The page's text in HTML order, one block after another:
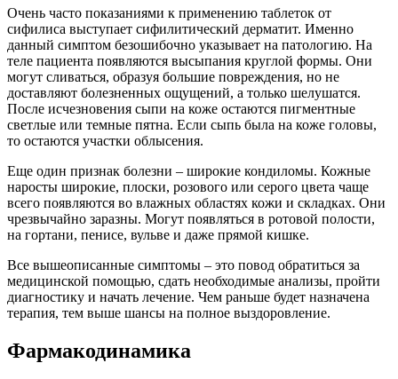
Очень часто показаниями к применению таблеток от
сифилиса выступает сифилитический дерматит. Именно
данный симптом безошибочно указывает на патологию. На
теле пациента появляются высыпания круглой формы. Они
могут сливаться, образуя большие повреждения, но не
доставляют болезненных ощущений, а только шелушатся.
После исчезновения сыпи на коже остаются пигментные
светлые или темные пятна. Если сыпь была на коже головы,
то остаются участки облысения.
Еще один признак болезни – широкие кондиломы. Кожные
наросты широкие, плоски, розового или серого цвета чаще
всего появляются во влажных областях кожи и складках. Они
чрезвычайно заразны. Могут появляться в ротовой полости,
на гортани, пенисе, вульве и даже прямой кишке.
Все вышеописанные симптомы – это повод обратиться за
медицинской помощью, сдать необходимые анализы, пройти
диагностику и начать лечение. Чем раньше будет назначена
терапия, тем выше шансы на полное выздоровление.
Фармакодинамика